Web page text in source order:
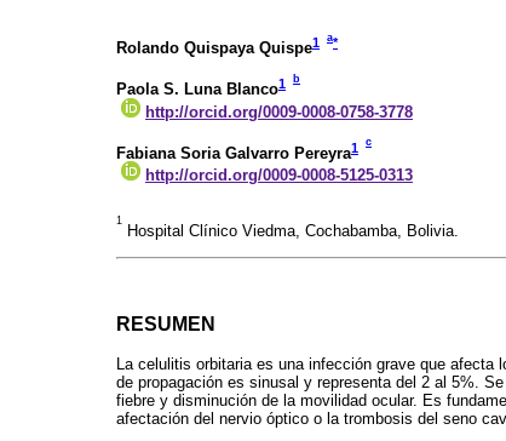
Rolando Quispaya Quispe1 a*
Paola S. Luna Blanco1 b
http://orcid.org/0009-0008-0758-3778
Fabiana Soria Galvarro Pereyra1 c
http://orcid.org/0009-0008-5125-0313
1
Hospital Clínico Viedma, Cochabamba, Bolivia.
RESUMEN
La celulitis orbitaria es una infección grave que afecta
de propagación es sinusal y representa del 2 al 5%.
fiebre y disminución de la movilidad ocular. Es
afectación del nervio óptico o la trombosis del seno